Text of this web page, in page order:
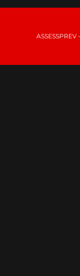
ASSESSPREV